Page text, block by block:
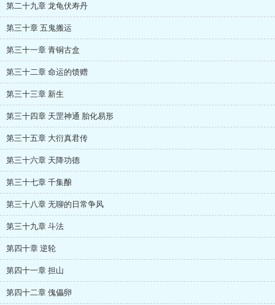
第二十九章 龙龟伏寿丹
第三十章 五鬼搬运
第三十一章 青铜古盒
第三十二章 命运的馈赠
第三十三章 新生
第三十四章 天罡神通 胎化易形
第三十五章 大衍真君传
第三十六章 天降功德
第三十七章 千集酿
第三十八章 无聊的日常争风
第三十九章 斗法
第四十章 逆轮
第四十一章 担山
第四十二章 傀儡卵